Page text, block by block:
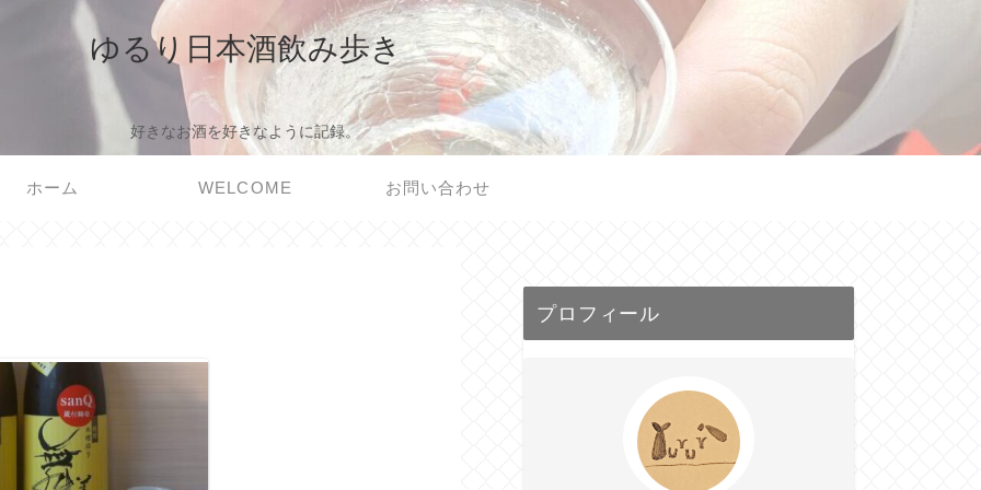
ゆるり日本酒飲み歩き
好きなお酒を好きなように記録。
ホーム WELCOME お問い合わせ
プロフィール